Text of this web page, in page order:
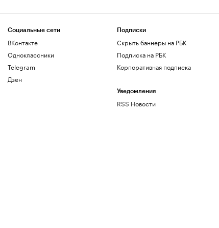
Социальные сети
ВКонтакте
Одноклассники
Telegram
Дзен
Подписки
Скрыть баннеры на РБК
Подписка на РБК
Корпоративная подписка
Уведомления
RSS Новости